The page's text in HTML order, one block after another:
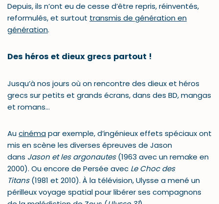
Depuis, ils n’ont eu de cesse d’être repris, réinventés,
reformulés, et surtout transmis de génération en
génération.
Des héros et dieux grecs partout !
Jusqu’à nos jours où on rencontre des dieux et héros
grecs sur petits et grands écrans, dans des BD, mangas
et romans…
Aucinémapar exemple, d’ingénieux effets spéciaux ont
mis en scène les diverses épreuves de Jason
dans Jason et les argonautes(1963 avec un remake en
2000). Ou encore de Persée avec Le Choc des
Titans(1981 et 2010). À la télévision, Ulysse a mené un
périlleux voyage spatial pour libérer ses compagnons